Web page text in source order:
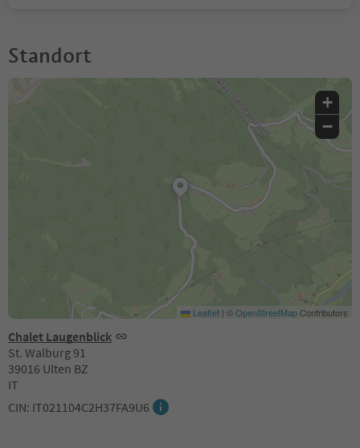
Standort
Chalet Laugenblick
St. Walburg 91
39016 Ulten BZ
IT
CIN: IT021104C2H37FA9U6
+
−
Leaflet | ©OpenStreetMapContributors